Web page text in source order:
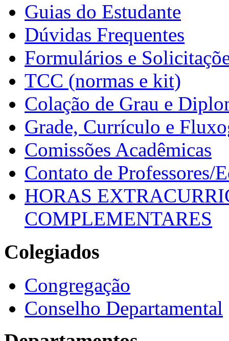
Guias do Estudante
Dúvidas Frequentes
Formulários e
TCC (normas e kit)
Colação de Grau e
Grade, Currículo e
Comissões Acadêmicas
Contato de Professores/
HORAS
COMPLEMENTARES
Colegiados
Congregação
Conselho Departamental